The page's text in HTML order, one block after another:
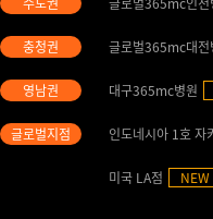
글로벌365mc대전
대구365mc병원
인도네시아 1호
미국 LA점 NEW